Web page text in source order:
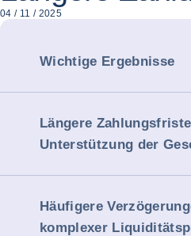
04 / 11 / 2025
Wichtige Ergebnisse
Längere
Unterstützung der
Häufigere
komplexer